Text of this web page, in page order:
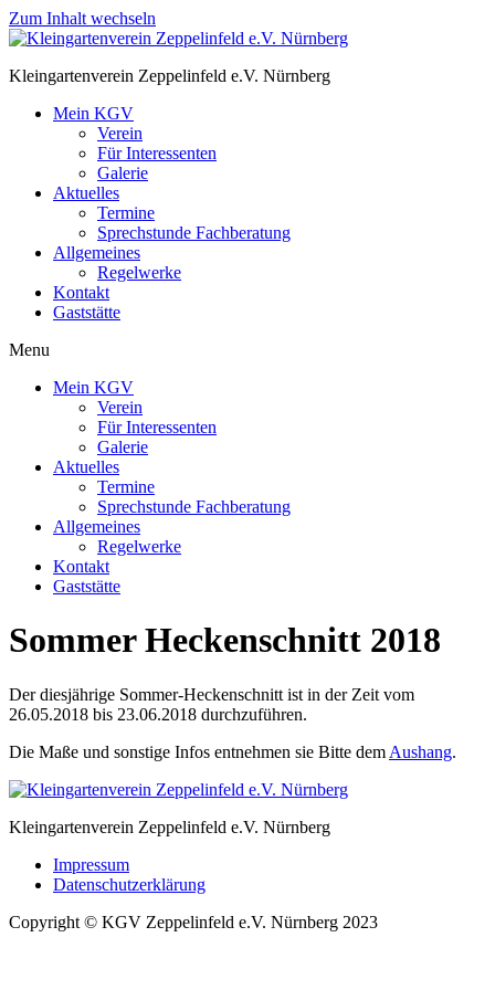
Zum Inhalt wechseln
Kleingartenverein Zeppelinfeld e.V. Nürnberg
Mein KGV
Verein
Für Interessenten
Galerie
Aktuelles
Termine
Sprechstunde Fachberatung
Allgemeines
Regelwerke
Kontakt
Gaststätte
Menu
Mein KGV
Verein
Für Interessenten
Galerie
Aktuelles
Termine
Sprechstunde Fachberatung
Allgemeines
Regelwerke
Kontakt
Gaststätte
Sommer Heckenschnitt 2018
Der diesjährige Sommer-Heckenschnitt ist in der Zeit vom
26.05.2018 bis 23.06.2018 durchzuführen.
Die Maße und sonstige Infos entnehmen sie Bitte dem Aushang.
Kleingartenverein Zeppelinfeld e.V. Nürnberg
Impressum
Datenschutzerklärung
Copyright © KGV Zeppelinfeld e.V. Nürnberg 2023